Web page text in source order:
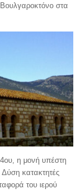
στα
η μονή υπέστη
κατακτητές
του ιερού